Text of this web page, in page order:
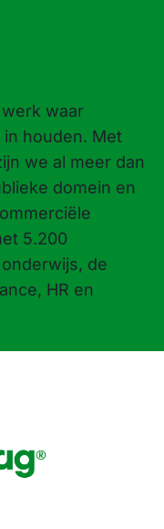
waar
houden. Met
we al meer dan
domein en
5.200
de
HR en